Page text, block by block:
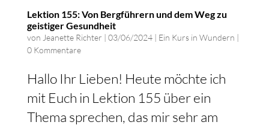
Lektion 155: Von Bergführern und dem Weg zu
geistiger Gesundheit
von Jeanette Richter | 03/06/2024| Ein Kurs in Wundern |
0 Kommentare
Hallo Ihr Lieben! Heute möchte ich
mit Euch in Lektion 155 über ein
Thema sprechen, das mir sehr am